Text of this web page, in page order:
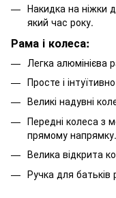
Накидка на ніжки
який час року.
Рама і колеса:
Легка алюмінієва
Просте і
Великі надувні
Передні колеса з
прямому напрямку.
Велика відкрита
Ручка для батьків